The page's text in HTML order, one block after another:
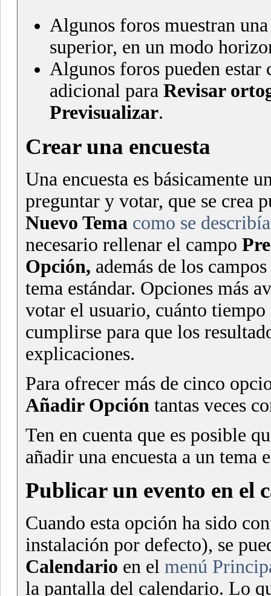
Algunos foros muestran
superior, en un modo
Algunos foros pueden
adicional para Revisar
Previsualizar.
Crear una encuesta
Una encuesta es básicamente
preguntar y votar, que se crea
Nuevo Tema como se
necesario rellenar el campo
Opción, además de los campos
tema estándar. Opciones más
votar el usuario, cuánto tiempo
cumplirse para que los
explicaciones.
Para ofrecer más de cinco
Añadir Opción tantas veces
Ten en cuenta que es posible
añadir una encuesta a un tema
Publicar un evento en el
Cuando esta opción ha sido
instalación por defecto), se
Calendario en el menú
la pantalla del calendario. Lo